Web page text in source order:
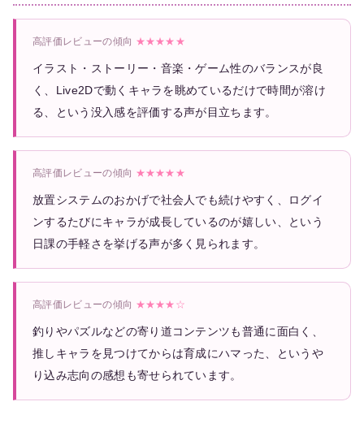
高評価レビューの傾向 ★★★★★
イラスト・ストーリー・音楽・ゲーム性のバランスが良
く、Live2Dで動くキャラを眺めているだけで時間が溶け
る、という没入感を評価する声が目立ちます。
高評価レビューの傾向 ★★★★★
放置システムのおかげで社会人でも続けやすく、ログイ
ンするたびにキャラが成長しているのが嬉しい、という
日課の手軽さを挙げる声が多く見られます。
高評価レビューの傾向 ★★★★☆
釣りやパズルなどの寄り道コンテンツも普通に面白く、
推しキャラを見つけてからは育成にハマった、というや
り込み志向の感想も寄せられています。